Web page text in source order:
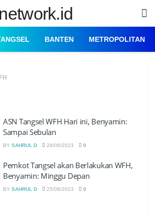
BANTEN METROPOLITAN
ASN Tangsel WFH Hari ini, Benyamin:
Sampai Sebulan
BY SAHRUL D 28/08/2023 0
Pemkot Tangsel akan Berlakukan WFH,
Benyamin: Minggu Depan
BY SAHRUL D 25/08/2023 0